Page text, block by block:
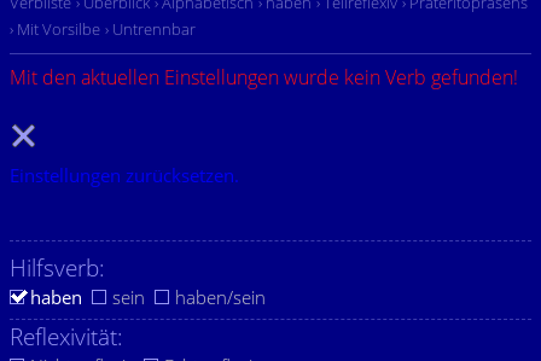
› Mit Vorsilbe › Untrennbar
Mit den aktuellen Einstellungen wurde kein Verb gefunden!
Einstellungen zurücksetzen.
Hilfsverb:
haben sein haben/sein
Reflexivität: